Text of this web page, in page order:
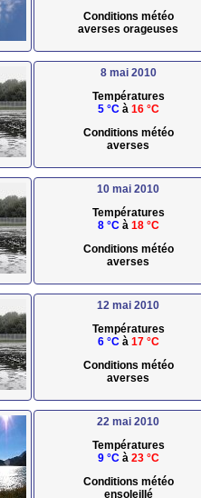
Conditions météo
averses orageuses
8 mai 2010
Températures
5 °Cà 16 °C
Conditions météo
averses
10 mai 2010
Températures
8 °Cà 18 °C
Conditions météo
averses
12 mai 2010
Températures
6 °Cà 17 °C
Conditions météo
averses
22 mai 2010
Températures
9 °Cà 23 °C
Conditions météo
ensoleillé